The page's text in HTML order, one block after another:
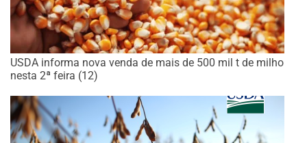
USDA informa nova venda de mais de 500 mil t de milho
nesta 2ª feira (12)